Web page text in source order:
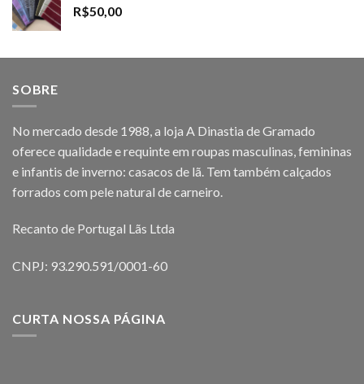
R$50,00
SOBRE
No mercado desde 1988, a loja A Dinastia de Gramado
oferece qualidade e requinte em roupas masculinas, femininas
e infantis de inverno: casacos de lã. Tem também calçados
forrados com pele natural de carneiro.
Recanto de Portugal Lãs Ltda
CNPJ: 93.290.591/0001-60
CURTA NOSSA PÁGINA